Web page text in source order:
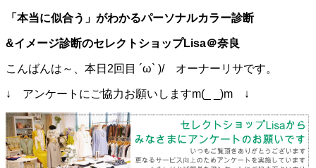
「本当に似合う」がわかるパーソナルカラー診断
&イメージ診断のセレクトショップLisa＠奈良
こんばんは～、本日2回目 ´ω` )/ オーナーリサです。
↓ アンケートにご協力お願いしますm(_ _)m ↓